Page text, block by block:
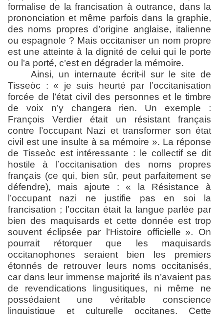
formalise de la francisation à outrance, dans la
prononciation et même parfois dans la graphie,
des noms propres d’origine anglaise, italienne
ou espagnole ? Mais occitaniser un nom propre
est une atteinte à la dignité de celui qui le porte
ou l’a porté, c’est en dégrader la mémoire.
Ainsi, un internaute écrit-il sur le site de
Tisseòc : « je suis heurté par l’occitanisation
forcée de l’état civil des personnes et le timbre
de voix n’y changera rien. Un exemple :
François Verdier était un résistant français
contre l’occupant Nazi et transformer son état
civil est une insulte à sa mémoire ». La réponse
de Tisseòc est intéressante : le collectif se dit
hostile à l’occitanisation des noms propres
français (ce qui, bien sûr, peut parfaitement se
défendre), mais ajoute : «
la Résistance à
l’occupant nazi ne justifie pas en soi la
francisation ; l’occitan était la langue parlée par
bien des maquisards et cette donnée est trop
souvent éclipsée par l’Histoire officielle ». On
pourrait rétorquer que les maquisards
occitanophones seraient bien les premiers
étonnés de retrouver leurs noms occitanisés,
car dans leur immense majorité ils n’avaient pas
de revendications lingusitiques, ni même ne
possédaient une véritable conscience
linguistique et culturelle occitanes. Cette